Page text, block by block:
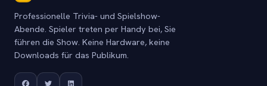
Professionelle Trivia- und Spielshow-
Abende. Spieler treten per Handy bei, Sie
führen die Show. Keine Hardware, keine
Downloads für das Publikum.